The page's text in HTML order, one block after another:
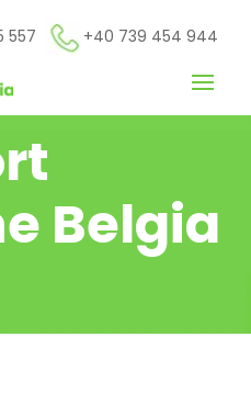
+40 739 454 944
557
Belgia